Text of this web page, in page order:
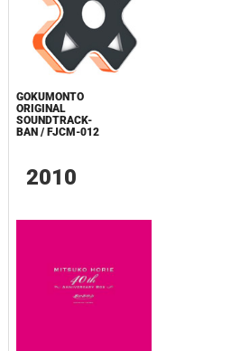
GOKUMONTO
ORIGINAL
SOUNDTRACK-
BAN / FJCM-012
2010